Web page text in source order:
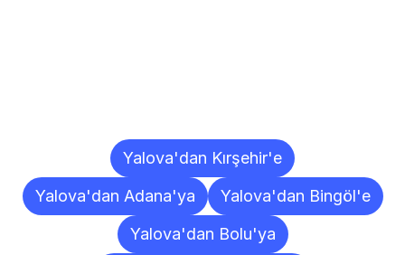
Yalova'dan Kırşehir'e
Yalova'dan Adana'ya
Yalova'dan Bingöl'e
Yalova'dan Bolu'ya